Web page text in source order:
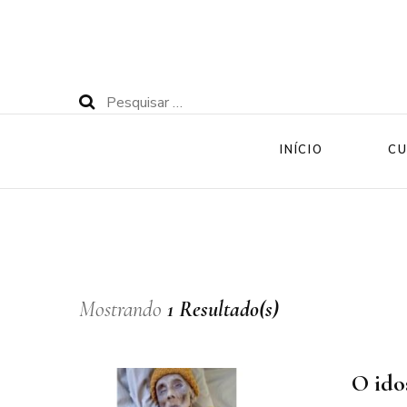
Pesquisar
INÍCIO
Mostrando 1 Resultado(s)
O